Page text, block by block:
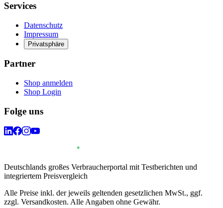
Services
Datenschutz
Impressum
Privatsphäre
Partner
Shop anmelden
Shop Login
Folge uns
Deutschlands großes Verbraucherportal mit Testberichten und
integriertem Preisvergleich
Alle Preise inkl. der jeweils geltenden gesetzlichen MwSt., ggf.
zzgl. Versandkosten. Alle Angaben ohne Gewähr.